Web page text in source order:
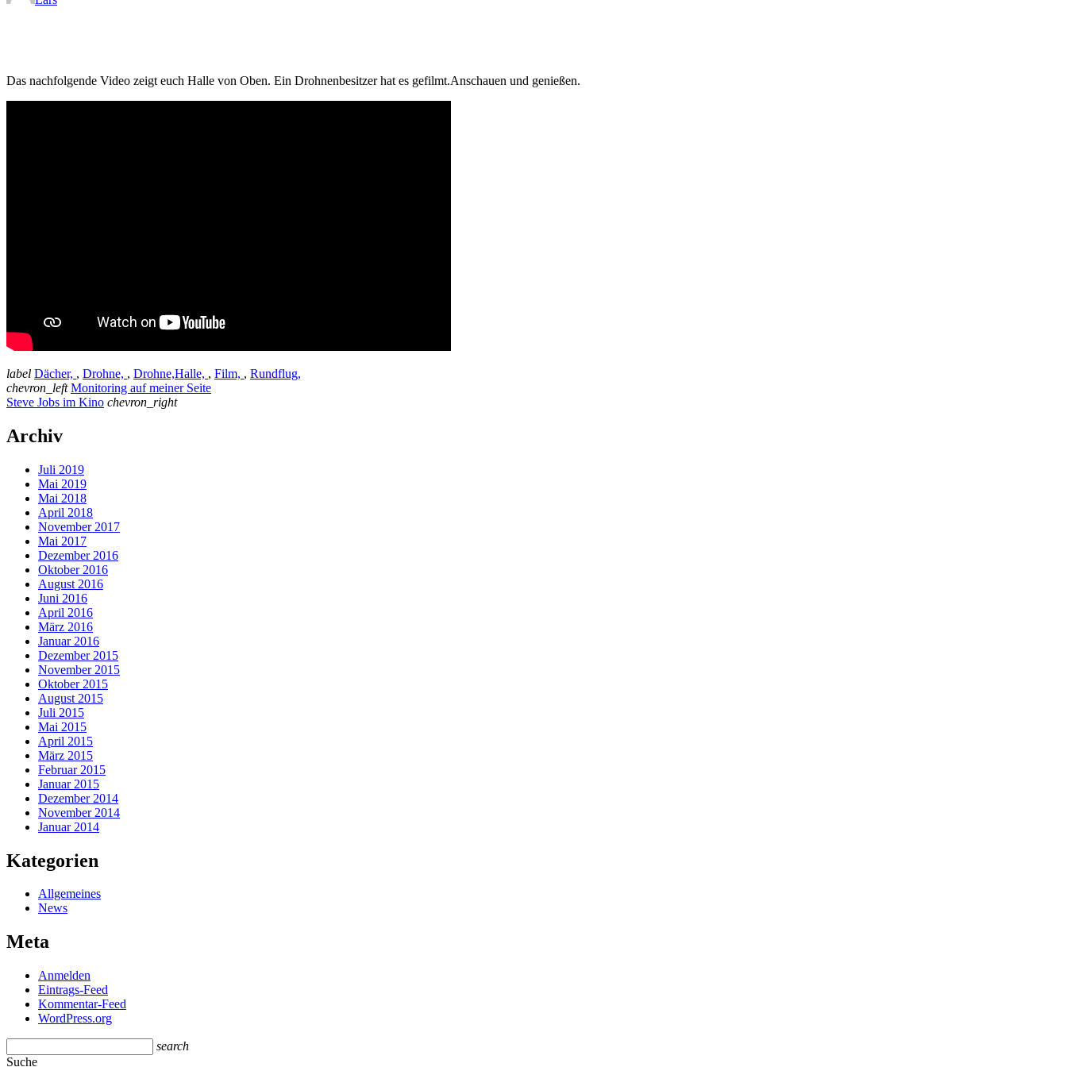
Das nachfolgende Video zeigt euch Halle von Oben. Ein Drohnenbesitzer hat es gefilmt.Anschauen und genießen.
label Dächer, , Drohne, , Drohne,Halle, , Film, , Rundflug,
chevron_left Monitoring auf meiner Seite
Steve Jobs im Kino chevron_right
Archiv
Juli 2019
Mai 2019
Mai 2018
April 2018
November 2017
Mai 2017
Dezember 2016
Oktober 2016
August 2016
Juni 2016
April 2016
März 2016
Januar 2016
Dezember 2015
November 2015
Oktober 2015
August 2015
Juli 2015
Mai 2015
April 2015
März 2015
Februar 2015
Januar 2015
Dezember 2014
November 2014
Januar 2014
Kategorien
Allgemeines
News
Meta
Anmelden
Eintrags-Feed
Kommentar-Feed
WordPress.org
search
Suche